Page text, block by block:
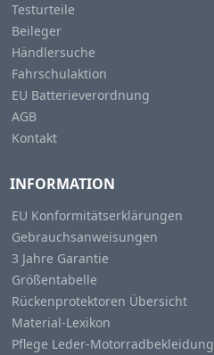
Testurteile
Beileger
Händlersuche
Fahrschulaktion
EU Batterieverordnung
AGB
Kontakt
INFORMATION
EU Konformitätserklärungen
Gebrauchsanweisungen
3 Jahre Garantie
Größentabelle
Rückenprotektoren Übersicht
Material-Lexikon
Pflege Leder-Motorradbekleidung